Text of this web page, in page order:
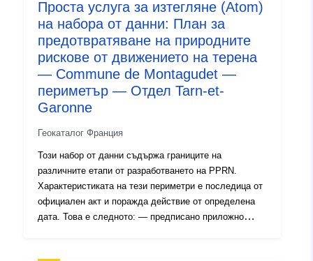
Тип:
Ресурси:
http://inspire.ec.europa.eu/
codelist/ResourceType/services
Проста услуга за изтегляне (Atom)
на набора от данни: План за
предотвратяване на природните
рискове от движението на терена
— Commune de Montagudet —
периметър — Отдел Tarn-et-
Garonne
Геокаталог Франция
Този набор от данни съдържа границите на
различните етапи от разработването на PPRN.
Характеристиката на тези периметри е последица от
официален акт и поражда действие от определена
дата. Това е следното: — предписано приложно